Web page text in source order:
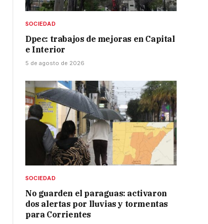
SOCIEDAD
Dpec: trabajos de mejoras en Capital
e Interior
5 de agosto de 2026
SOCIEDAD
No guarden el paraguas: activaron
dos alertas por lluvias y tormentas
para Corrientes